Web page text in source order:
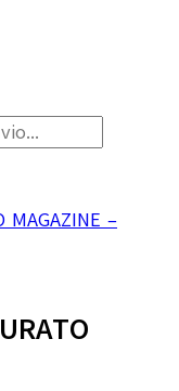
MAGAZINE –